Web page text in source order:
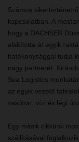
Számos
kapcsolatban. A
hogy a DACHSER
alakította át egyik
hatékonysággal tudja
nagy partnerét.
Sea Logistics
az egyik vezető
vasúton, vízi és légi
Egy másik cikkünk
szállításával